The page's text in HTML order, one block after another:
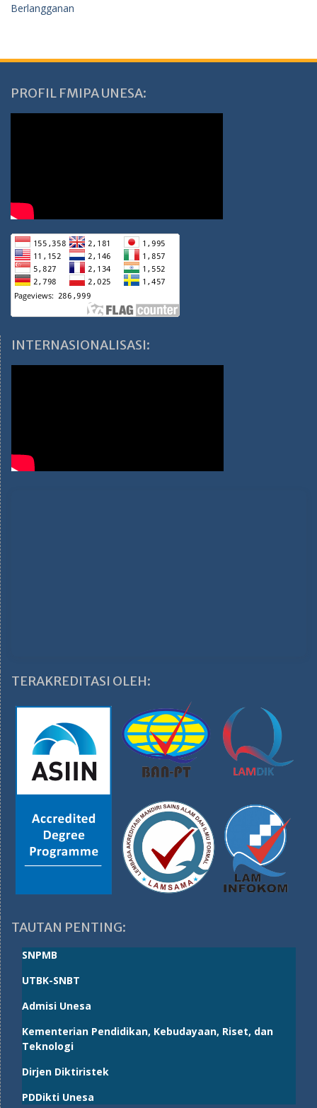
Berlangganan
PROFIL FMIPA UNESA:
INTERNASIONALISASI:
TERAKREDITASI OLEH:
TAUTAN PENTING:
SNPMB
UTBK-SNBT
Admisi Unesa
Kementerian Pendidikan, Kebudayaan, Riset, dan
Teknologi
Dirjen Diktiristek
PDDikti Unesa